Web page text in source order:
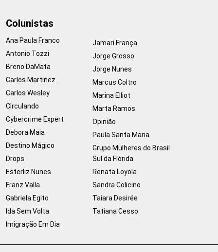
Colunistas
Ana Paula Franco
Antonio Tozzi
Breno DaMata
Carlos Martinez
Carlos Wesley
Circulando
Cybercrime Expert
Debora Maia
Destino Mágico
Drops
Esterliz Nunes
Franz Valla
Gabriela Egito
Ida Sem Volta
Imigração Em Dia
Jamari França
Jorge Grosso
Jorge Nunes
Marcus Coltro
Marina Elliot
Marta Ramos
Opinião
Paula Santa Maria
Grupo Mulheres do Brasil
Sul da Flórida
Renata Loyola
Sandra Colicino
Taiara Desirée
Tatiana Cesso